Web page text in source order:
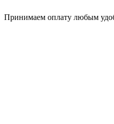
Принимаем оплату любым